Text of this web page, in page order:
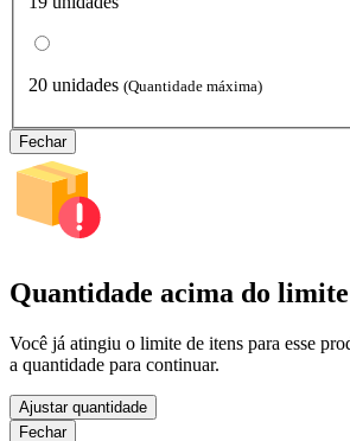
20 unidades (Quantidade máxima)
Fechar
Quantidade acima do limite
Você já atingiu o limite de itens para esse
a quantidade para continuar.
Ajustar quantidade
Fechar